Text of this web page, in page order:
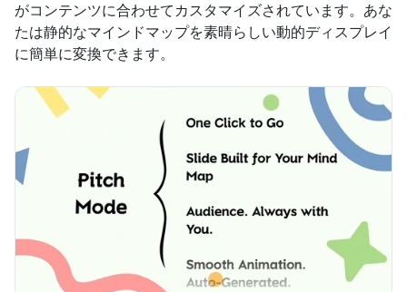
がコンテンツに合わせてカスタマイズされています。あな
たは静的なマインドマップを素晴らしい動的ディスプレイ
に簡単に変換できます。